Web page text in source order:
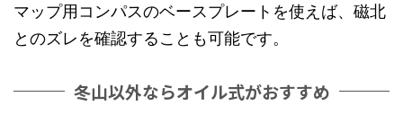
マップ用コンパスのベースプレートを使えば、磁北
とのズレを確認することも可能です。
冬山以外ならオイル式がおすすめ